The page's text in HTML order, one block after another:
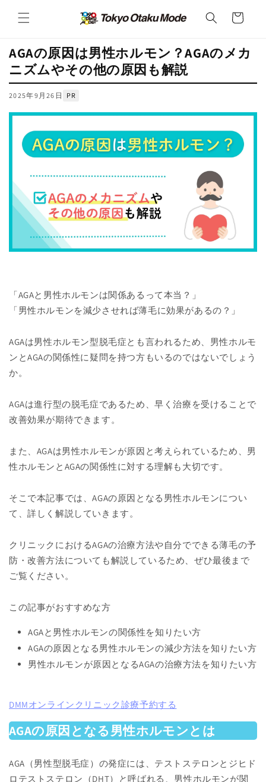
ンツに
進む
ー
AGAの原因は男性ホルモン？AGAのメカ
ニズムやその他の原因も解説
2025年9月26日 PR
「AGAと男性ホルモンは関係あるって本当？」
「男性ホルモンを減少させれば薄毛に効果があるの？」
AGAは男性ホルモン型脱毛症とも言われるため、男性ホルモ
ンとAGAの関係性に疑問を持つ方もいるのではないでしょう
か。
AGAは進行型の脱毛症であるため、早く治療を受けることで
改善効果が期待できます。
また、AGAは男性ホルモンが原因と考えられているため、男
性ホルモンとAGAの関係性に対する理解も大切です。
そこで本記事では、AGAの原因となる男性ホルモンについ
て、詳しく解説していきます。
クリニックにおけるAGAの治療方法や自分でできる薄毛の予
防・改善方法についても解説しているため、ぜひ最後まで
ご覧ください。
この記事がおすすめな方
AGAと男性ホルモンの関係性を知りたい方
AGAの原因となる男性ホルモンの減少方法を知りたい方
男性ホルモンが原因となるAGAの治療方法を知りたい方
DMMオンラインクリニック診療予約する
AGAの原因となる男性ホルモンとは
AGA（男性型脱毛症）の発症には、テストステロンとジヒド
ロテストステロン（DHT）と呼ばれる、男性ホルモンが関